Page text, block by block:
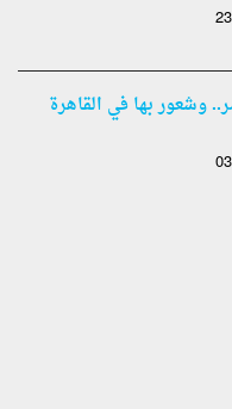
وشعور بها في القاهرة